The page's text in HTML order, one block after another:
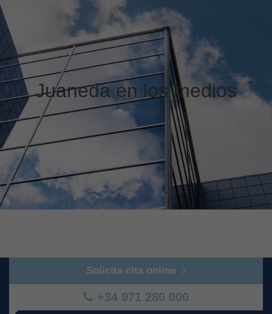
Juaneda en los medios
Solicita cita online
+34 971 280 000